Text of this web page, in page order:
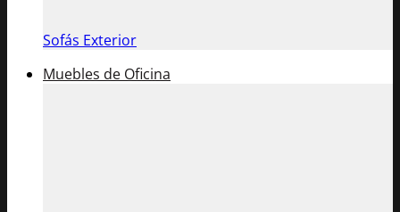
Sofás Exterior
Muebles de Oficina